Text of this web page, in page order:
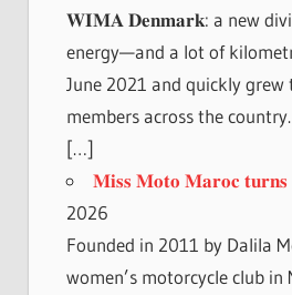
𝐖𝐈𝐌𝐀 𝐃𝐞𝐧𝐦𝐚𝐫𝐤: a new
energy—and a lot of
June 2021 and quickly
members across the
[…]
𝐌𝐢𝐬𝐬 𝐌𝐨𝐭𝐨 𝐌𝐚𝐫𝐨𝐜 𝐭𝐮𝐫𝐧𝐬
2026
Founded in 2011 by Dalila
women’s motorcycle club in